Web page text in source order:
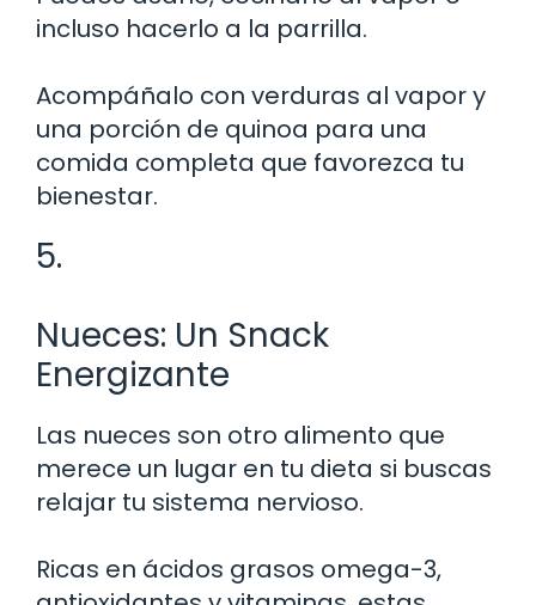
incluso hacerlo a la parrilla.
Acompáñalo con verduras al vapor y
una porción de quinoa para una
comida completa que favorezca tu
bienestar.
5.
Nueces: Un Snack
Energizante
Las nueces son otro alimento que
merece un lugar en tu dieta si buscas
relajar tu sistema nervioso.
Ricas en ácidos grasos omega-3,